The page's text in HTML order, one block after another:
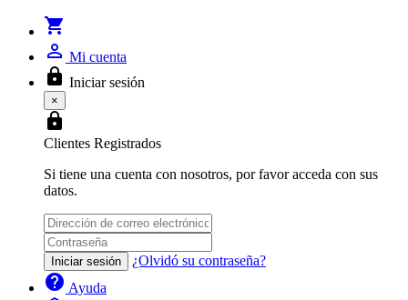
shopping_cart
person_outline Mi cuenta
lock Iniciar sesión
×
lock
Clientes Registrados
Si tiene una cuenta con nosotros, por favor acceda con sus
datos.
Iniciar sesión ¿Olvidó su contraseña?
help Ayuda